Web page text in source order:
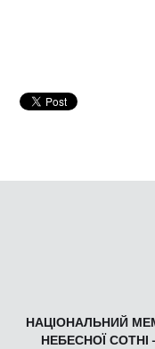
НАЦІОНАЛЬНИЙ
НЕБЕСНОЇ СОТНІ